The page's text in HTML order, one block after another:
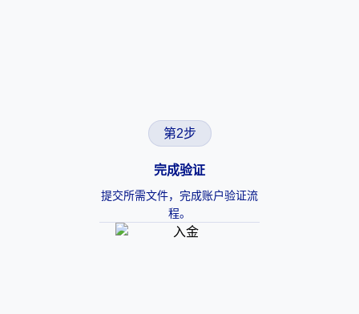
第2步
完成验证
提交所需文件，完成账户验证流
程。